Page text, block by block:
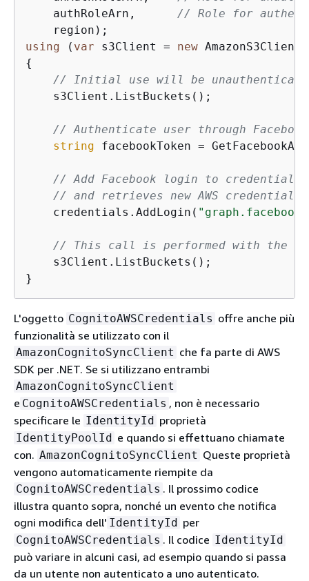
    authRoleArn,
// Role for
using ( var s3Client = new
{
// Initial use will be
    s3Client.ListBuckets();
// Authenticate user through Facebook
string facebookToken =
// Add Facebook login to
// and retrieves new AWS
    credentials.AddLogin(
// This call is performed with the
    s3Client.ListBuckets();
L'oggetto CognitoAWSCredentials offre anche più
funzionalità se utilizzato con il
AmazonCognitoSyncClient che fa parte di AWS
SDK per .NET. Se si utilizzano entrambi
AmazonCognitoSyncClient
e CognitoAWSCredentials , non è necessario
specificare le IdentityId proprietà
IdentityPoolId e quando si effettuano chiamate
con. AmazonCognitoSyncClient Queste proprietà
vengono automaticamente riempite da
CognitoAWSCredentials . Il prossimo codice
illustra quanto sopra, nonché un evento che notifica
ogni modifica dell' IdentityId per
CognitoAWSCredentials . Il codice IdentityId
può variare in alcuni casi, ad esempio quando si passa
da un utente non autenticato a uno autenticato.